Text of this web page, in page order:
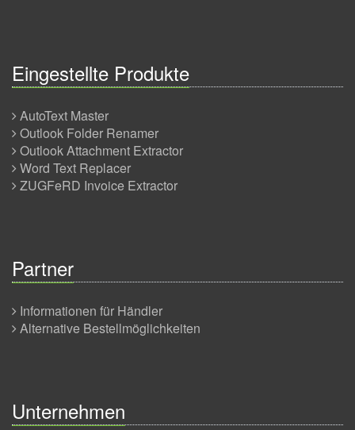
Eingestellte Produkte
AutoText Master
Outlook Folder Renamer
Outlook Attachment Extractor
Word Text Replacer
ZUGFeRD Invoice Extractor
Partner
Informationen für Händler
Alternative Bestellmöglichkeiten
Unternehmen